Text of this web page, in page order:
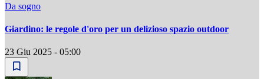
Da sogno
Giardino: le regole d'oro per un delizioso spazio outdoor
23 Giu 2025 - 05:00